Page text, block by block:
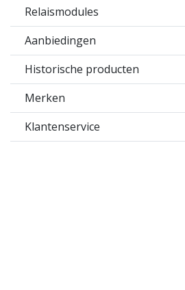
Relaismodules
Aanbiedingen
Historische producten
Merken
Klantenservice